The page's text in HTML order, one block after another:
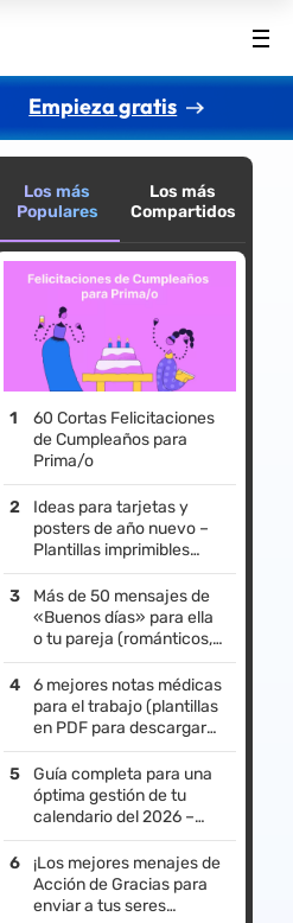
Empieza gratis
Los más
Populares
Los más
Compartidos
60 Cortas Felicitaciones
de Cumpleaños para
Prima/o
Ideas para tarjetas y
posters de año nuevo –
Plantillas imprimibles
gratis
Más de 50 mensajes de
«Buenos días» para ella
o tu pareja (románticos,
encantadores, tiernos,
largos, bonitos,
divertidos)
6 mejores notas médicas
para el trabajo (plantillas
en PDF para descargar
gratis)
Guía completa para una
óptima gestión de tu
calendario del 2026 –
Todo lo que necesitas
saber
¡Los mejores menajes de
Acción de Gracias para
enviar a tus seres